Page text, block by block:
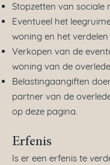
Stopzetten van sociale
Eventueel het
woning en het
Verkopen van de
woning van de
Belastingaangiften
partner van de
op deze pagina.
Erfenis
Is er een erfenis te